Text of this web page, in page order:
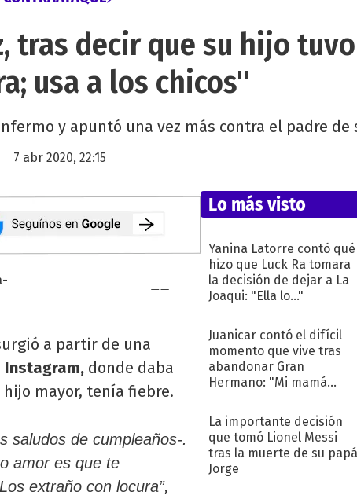
tras decir que su hijo
usa a los chicos"
y apuntó una vez más contra el padre de
7 abr 2020, 22:15
a partir de una
Instagram, donde daba
hijo mayor, tenía fiebre.
saludos de cumpleaños-.
amor es que te
extraño con locura”,
Lo más visto
Yanina Latorre contó qué
hizo que Luck Ra tomara
la decisión de dejar a La
Joaqui: "Ella lo..."
Juanicar contó el difícil
momento que vive tras
abandonar Gran
Hermano: "Mi mamá
La importante decisión
que tomó Lionel Messi
tras la muerte de su papá
Jorge